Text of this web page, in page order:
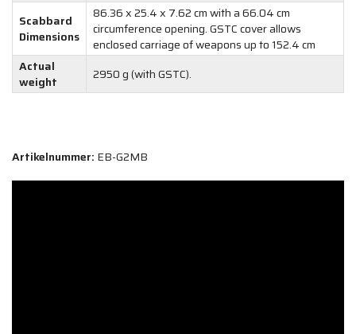
Scabbard
Dimensions
86.36 x 25.4 x 7.62 cm with a 66.04 cm
circumference opening. GSTC cover allows
enclosed carriage of weapons up to 152.4 cm
Actual
weight
2950 g (with GSTC).
Artikelnummer: EB-G2MB